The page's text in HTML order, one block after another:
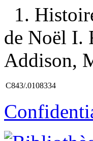
1.
de Noël I.
Addison,
C843/.0108334